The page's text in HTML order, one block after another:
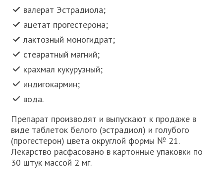
валерат Эстрадиола;
ацетат прогестерона;
лактозный моногидрат;
стеаратный магний;
крахмал кукурузный;
индигокармин;
вода.
Препарат производят и выпускают к продаже в
виде таблеток белого (эстрадиол) и голубого
(прогестерон) цвета округлой формы № 21.
Лекарство расфасовано в картонные упаковки по
30 штук массой 2 мг.